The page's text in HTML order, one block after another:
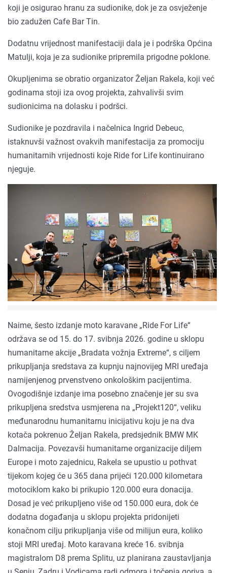
koji je osigurao hranu za sudionike, dok je za osvježenje
bio zadužen Cafe Bar Tin.
Dodatnu vrijednost manifestaciji dala je i podrška Općina
Matulji, koja je za sudionike pripremila prigodne poklone.
Okupljenima se obratio organizator Željan Rakela, koji već
godinama stoji iza ovog projekta, zahvalivši svim
sudionicima na dolasku i podršci.
Sudionike je pozdravila i načelnica Ingrid Debeuc,
istaknuvši važnost ovakvih manifestacija za promociju
humanitarnih vrijednosti koje Ride for Life kontinuirano
njeguje.
Naime, šesto izdanje moto karavane „Ride For Life“
održava se od 15. do 17. svibnja 2026. godine u sklopu
humanitarne akcije „Bradata vožnja Extreme“, s ciljem
prikupljanja sredstava za kupnju najnovijeg MRI uređaja
namijenjenog prvenstveno onkološkim pacijentima.
Ovogodišnje izdanje ima posebno značenje jer su sva
prikupljena sredstva usmjerena na „Projekt120“, veliku
međunarodnu humanitarnu inicijativu koju je na dva
kotača pokrenuo Željan Rakela, predsjednik BMW MK
Dalmacija. Povezavši humanitarne organizacije diljem
Europe i moto zajednicu, Rakela se upustio u pothvat
tijekom kojeg će u 365 dana prijeći 120.000 kilometara
motociklom kako bi prikupio 120.000 eura donacija.
Dosad je već prikupljeno više od 150.000 eura, dok će
dodatna događanja u sklopu projekta pridonijeti
konačnom cilju prikupljanja više od milijun eura, koliko
stoji MRI uređaj. Moto karavana kreće 16. svibnja
magistralom D8 prema Splitu, uz planirana zaustavljanja